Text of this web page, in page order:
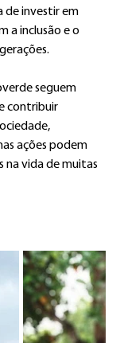
de investir em
a inclusão e o
seguem
contribuir
ações podem
na vida de muitas